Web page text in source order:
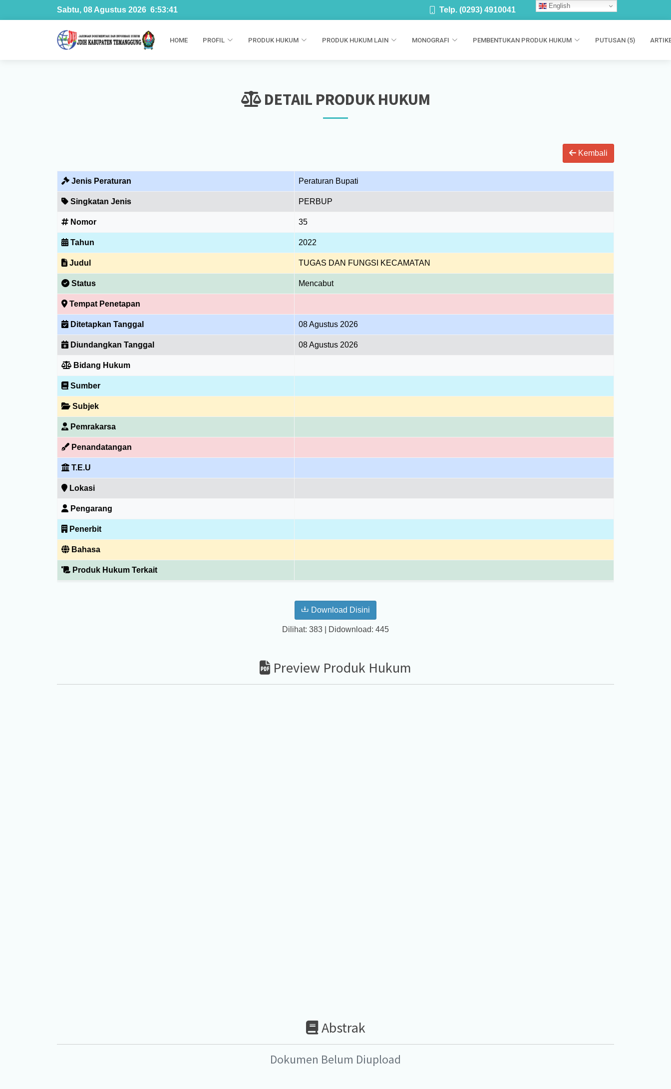
English
Sabtu, 08 Agustus 2026 6:53:42 Telp. (0293) 4910041
HOME PROFIL PRODUK HUKUM PRODUK HUKUM LAIN MONOGRAFI PEMBENTUKAN PRODUK HUKUM PUTUSAN (5)
DETAIL PRODUK HUKUM
Kembali
Jenis Peraturan Peraturan Bupati
Singkatan Jenis PERBUP
Nomor 35
Tahun 2022
Judul TUGAS DAN FUNGSI KECAMATAN
Status Mencabut
Tempat Penetapan
Ditetapkan Tanggal 08 Agustus 2026
Diundangkan Tanggal 08 Agustus 2026
Bidang Hukum
Sumber
Subjek
Pemrakarsa
Penandatangan
T.E.U
Lokasi
Pengarang
Penerbit
Bahasa
Produk Hukum Terkait
Download Disini
Dilihat: 383 | Didownload: 445
Preview Produk Hukum
Abstrak
Dokumen Belum Diupload